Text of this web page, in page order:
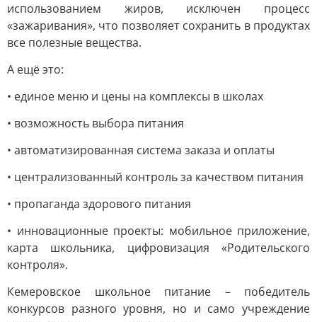
использованием жиров, исключен процесс
«зажаривания», что позволяет сохранить в продуктах
все полезные вещества.
А ещё это:
• единое меню и цены на комплексы в школах
• возможность выбора питания
• автоматизированная система заказа и оплаты
• централизованный контроль за качеством питания
• пропаганда здорового питания
• инновационные проекты: мобильное приложение,
карта школьника, цифровизация «Родительского
контроля».
Кемеровское школьное питание – победитель
конкурсов разного уровня, но и само учреждение